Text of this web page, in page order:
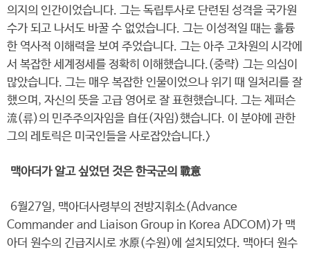
의지의 인간이었습니다. 그는 독립투사로 단련된 성격을 국가원
수가 되고 나서도 바꿀 수 없었습니다. 그는 이성적일 때는 훌륭
한 역사적 이해력을 보여 주었습니다. 그는 아주 고차원의 시각에
서 복잡한 세계정세를 정확히 이해했습니다.(중략) 그는 의심이
많았습니다. 그는 매우 복잡한 인물이었으나 위기 때 일처리를 잘
했으며, 자신의 뜻을 고급 영어로 잘 표현했습니다. 그는 제퍼슨
流(류)의 민주주의자임을 自任(자임)했습니다. 이 분야에 관한
그의 레토릭은 미국인들을 사로잡았습니다.>
맥아더가 알고 싶었던 것은 한국군의 戰意
6월27일, 맥아더사령부의 전방지휘소(Advance
Commander and Liaison Group in Korea ADCOM)가 맥
아더 원수의 긴급지시로 水原(수원)에 설치되었다. 맥아더 원수